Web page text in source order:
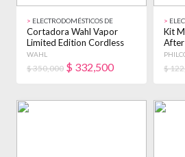
> ELECTRODOMÉSTICOS DE
BELLEZA
Cortadora Wahl Vapor
Limited Edition Cordless
Negro
WAHL
$ 350,000 $ 332,500
>
Kit
After
$